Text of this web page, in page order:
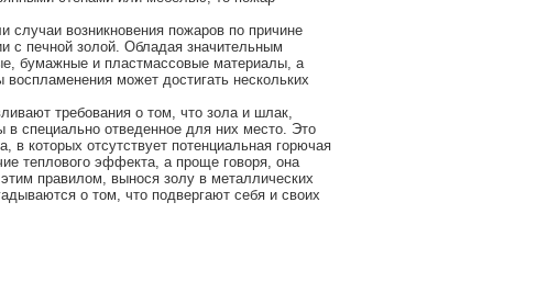
случаи возникновения пожаров по причине
с печной золой. Обладая значительным
бумажные и пластмассовые материалы, а
может достигать нескольких
требования о том, что зола и шлак,
специально отведенное для них место. Это
в которых отсутствует потенциальная горючая
теплового эффекта, а проще говоря, она
правилом, вынося золу в металлических
о том, что подвергают себя и своих